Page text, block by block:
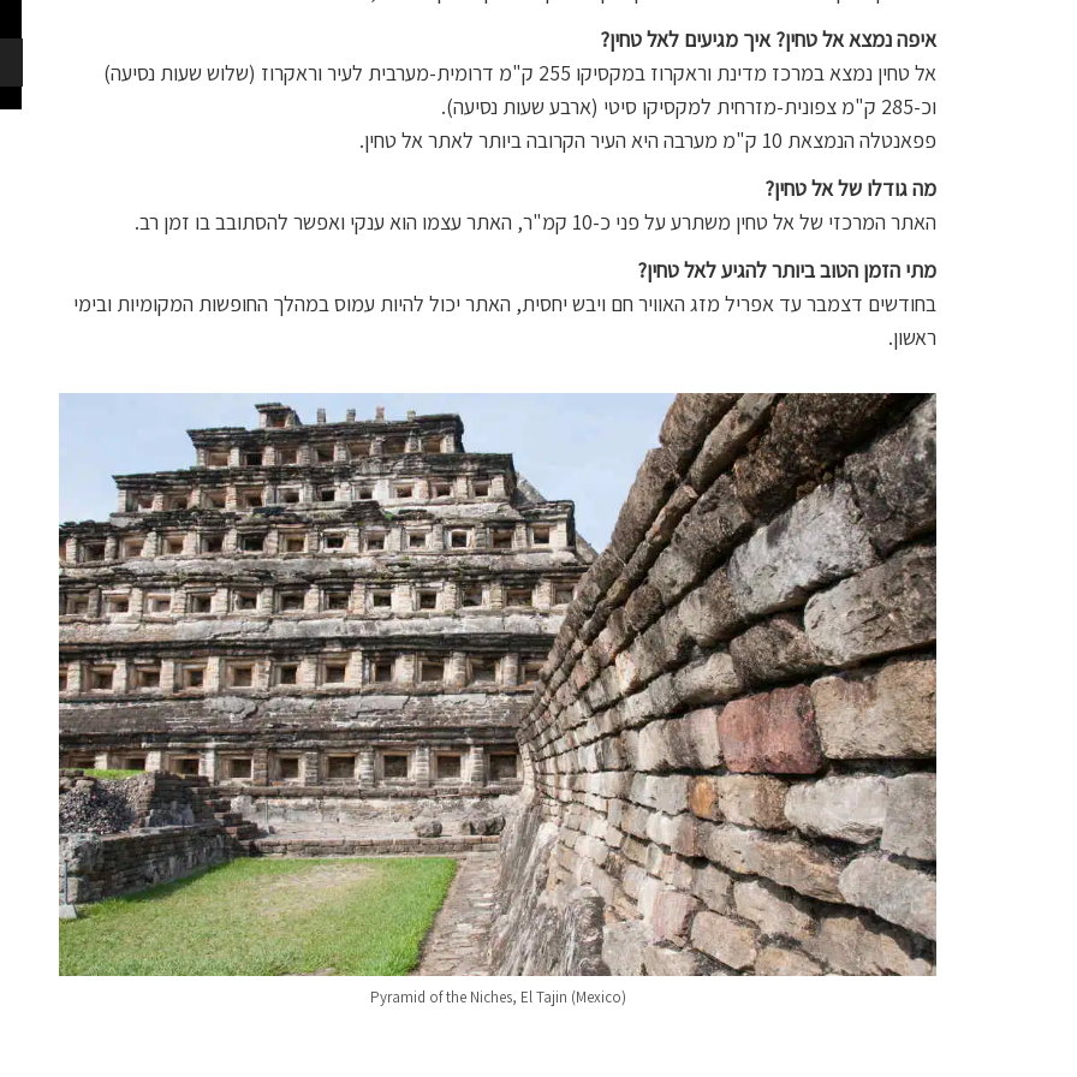
איפה נמצא אל טחין? איך מגיעים לאל טחין?
אל טחין נמצא במרכז מדינת וראקרוז במקסיקו 255 ק"מ דרומית-מערבית לעיר וראקרוז (שלוש שעות נסיעה)
וכ-285 ק"מ צפונית-מזרחית למקסיקו סיטי (ארבע שעות נסיעה).
פפאנטלה הנמצאת 10 ק"מ מערבה היא העיר הקרובה ביותר לאתר אל טחין.
מה גודלו של אל טחין?
האתר המרכזי של אל טחין משתרע על פני כ-10 קמ"ר, האתר עצמו הוא ענקי ואפשר להסתובב בו זמן רב.
מתי הזמן הטוב ביותר להגיע לאל טחין?
בחודשים דצמבר עד אפריל מזג האוויר חם ויבש יחסית, האתר יכול להיות עמוס במהלך החופשות המקומיות ובימי
ראשון.
Pyramid of the Niches, El Tajin (Mexico)